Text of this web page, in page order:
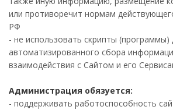
или противоречит нормам
РФ
- не использовать скрипты (программы)
автоматизированного сбора
взаимодействия с Сайтом и его
Администрация обязуется:
- поддерживать работоспособность